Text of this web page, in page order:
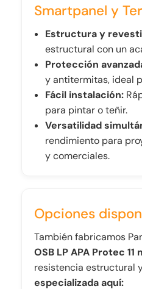
Smartpanel y
Estructura y
estructural con un
Protección
y antitermitas, ideal
Fácil instalación:
para pintar o teñir.
Versatilidad
rendimiento para
y comerciales.
Opciones
También fabricamos
OSB LP APA Protec 11
resistencia estructural
especializada aquí: